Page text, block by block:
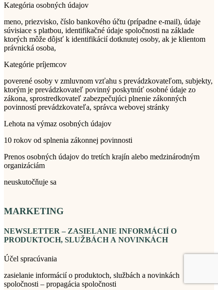
Kategória osobných údajov
meno, priezvisko, číslo bankového účtu (prípadne e-mail), údaje
súvisiace s platbou, identifikačné údaje spoločnosti na základe
ktorých môže dôjsť k identifikácií dotknutej osoby, ak je klientom
právnická osoba,
Kategórie príjemcov
poverené osoby v zmluvnom vzťahu s prevádzkovateľom, subjekty,
ktorým je prevádzkovateľ povinný poskytnúť osobné údaje zo
zákona, sprostredkovateľ zabezpečujúci plnenie zákonných
povinností prevádzkovateľa, správca webovej stránky
Lehota na výmaz osobných údajov
10 rokov od splnenia zákonnej povinnosti
Prenos osobných údajov do tretích krajín alebo medzinárodným
organizáciám
neuskutočňuje sa
MARKETING
NEWSLETTER – ZASIELANIE INFORMÁCIÍ O
PRODUKTOCH, SLUŽBÁCH A NOVINKÁCH
Účel spracúvania
zasielanie informácií o produktoch, službách a novinkách
spoločnosti – propagácia spoločnosti